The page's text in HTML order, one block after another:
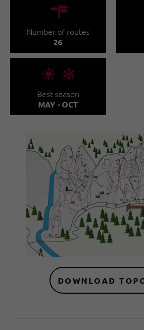
🍫
Number of routes
26
🞀🖈
Best season
MAY - OCT
DOWNLOAD